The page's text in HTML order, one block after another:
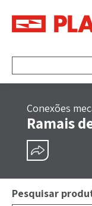
por:
Conexões
Ramais
Pesquisar